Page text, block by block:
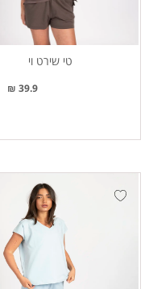
טי שירט וי
39.9 ₪